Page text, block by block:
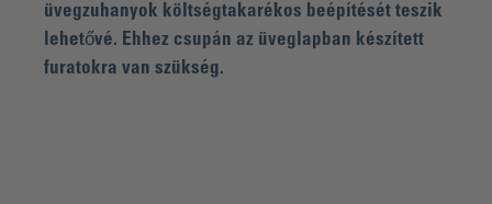
üvegzuhanyok költségtakarékos beépítését teszik
lehetővé. Ehhez csupán az üveglapban készített
furatokra van szükség.